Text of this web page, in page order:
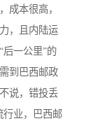
成本很高，
，且内陆运
一公里”的
到巴西邮政
说，错投丢
行业，巴西邮